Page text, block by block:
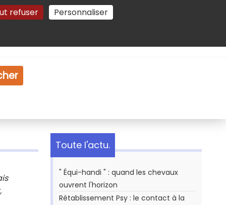
refuser Personnaliser
Gestion des cookies
Toute l'actu.
" Équi-handi " : quand les chevaux
ouvrent l'horizon
Rétablissement Psy : le contact à la